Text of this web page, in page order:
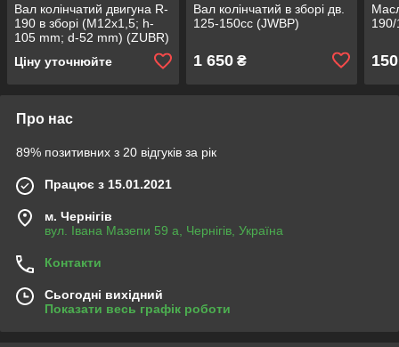
Вал колінчатий двигуна R-
190 в зборі (М12x1,5; h-
105 mm; d-52 mm) (ZUBR)
Ціну уточнюйте
Вал колiнчатий в зборі дв.
125-150сс (JWBP)
1 650₴ 150
Про нас
89% позитивних з 20 відгуків за рік
Працює з 15.01.2021
м. Чернігів
вул. Івана Мазепи 59 а, Чернігів, Україна
Контакти
Сьогодні вихідний
Показати весь графік роботи